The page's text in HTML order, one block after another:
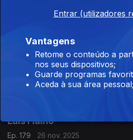
Mamadu da Guiné
27 nov. 2025
Em Benfica
Luis Fialho
Ep. 179
26 nov. 2025
Entrar (utilizadores
Vantagens
Retome o conteúdo a
nos seus dispositivos;
Guarde programas
Aceda à sua área pessoal;